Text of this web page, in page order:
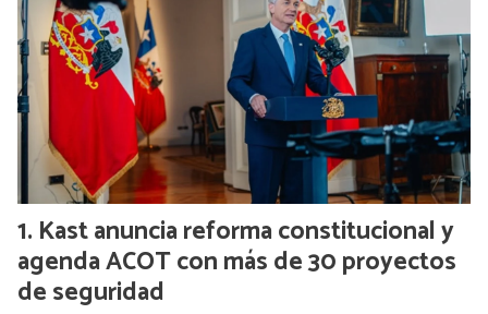
Kast anuncia reforma constitucional y
agenda ACOT con más de 30 proyectos
de seguridad